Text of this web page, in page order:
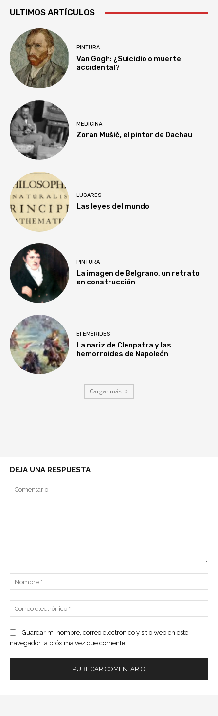
ULTIMOS ARTÍCULOS
PINTURA
Van Gogh: ¿Suicidio o muerte
accidental?
MEDICINA
Zoran Mušič, el pintor de Dachau
LUGARES
Las leyes del mundo
PINTURA
La imagen de Belgrano, un retrato
en construcción
EFEMÉRIDES
La nariz de Cleopatra y las
hemorroides de Napoleón
Cargar más
DEJA UNA RESPUESTA
Guardar mi nombre, correo electrónico y sitio web en este
navegador la próxima vez que comente.